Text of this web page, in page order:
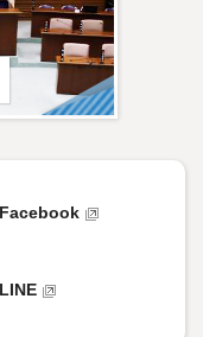
Facebook
LINE